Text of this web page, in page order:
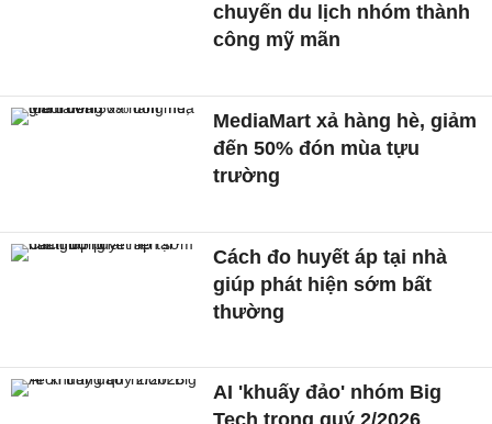
chuyến du lịch nhóm thành
công mỹ mãn
MediaMart xả hàng hè, giảm
đến 50% đón mùa tựu
trường
Cách đo huyết áp tại nhà
giúp phát hiện sớm bất
thường
AI 'khuấy đảo' nhóm Big